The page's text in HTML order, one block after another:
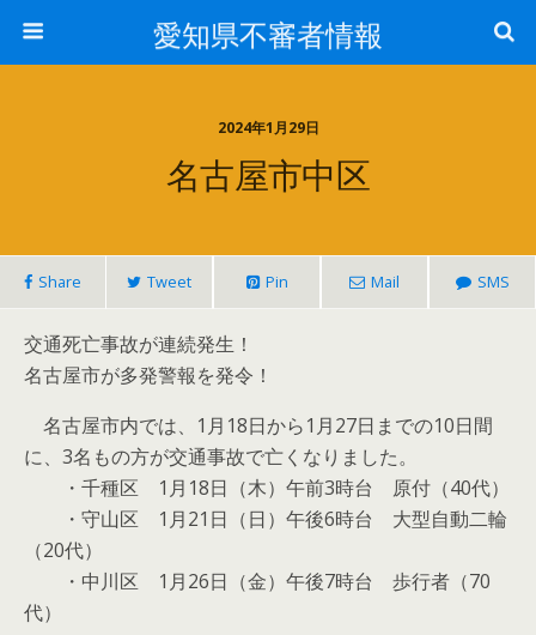
愛知県不審者情報
2024年1月29日
名古屋市中区
Share Tweet Pin Mail SMS
交通死亡事故が連続発生！
名古屋市が多発警報を発令！
名古屋市内では、1月18日から1月27日までの10日間
に、3名もの方が交通事故で亡くなりました。
・千種区 1月18日（木）午前3時台 原付（40代）
・守山区 1月21日（日）午後6時台 大型自動二輪
（20代）
・中川区 1月26日（金）午後7時台 歩行者（70
代）